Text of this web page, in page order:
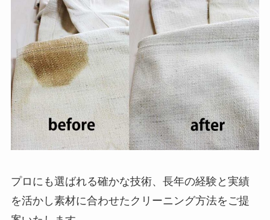
プロにも選ばれる確かな技術、長年の経験と実績
を活かし素材に合わせたクリーニング方法をご提